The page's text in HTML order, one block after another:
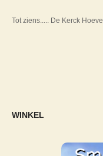
Tot ziens..... De Kerck Hoeve
WINKEL